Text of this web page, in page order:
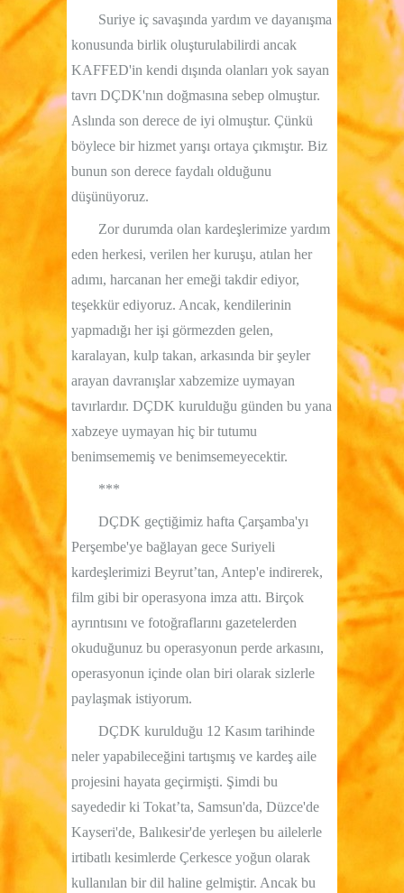
Suriye iç savaşında yardım ve dayanışma
konusunda birlik oluşturulabilirdi ancak
KAFFED'in kendi dışında olanları yok sayan
tavrı DÇDK'nın doğmasına sebep olmuştur.
Aslında son derece de iyi olmuştur. Çünkü
böylece bir hizmet yarışı ortaya çıkmıştır. Biz
bunun son derece faydalı olduğunu
düşünüyoruz.
Zor durumda olan kardeşlerimize yardım
eden herkesi, verilen her kuruşu, atılan her
adımı, harcanan her emeği takdir ediyor,
teşekkür ediyoruz. Ancak, kendilerinin
yapmadığı her işi görmezden gelen,
karalayan, kulp takan, arkasında bir şeyler
arayan davranışlar xabzemize uymayan
tavırlardır. DÇDK kurulduğu günden bu yana
xabzeye uymayan hiç bir tutumu
benimsememiş ve benimsemeyecektir.
***
DÇDK geçtiğimiz hafta Çarşamba'yı
Perşembe'ye bağlayan gece Suriyeli
kardeşlerimizi Beyrut’tan, Antep'e indirerek,
film gibi bir operasyona imza attı. Birçok
ayrıntısını ve fotoğraflarını gazetelerden
okuduğunuz bu operasyonun perde arkasını,
operasyonun içinde olan biri olarak sizlerle
paylaşmak istiyorum.
DÇDK kurulduğu 12 Kasım tarihinde
neler yapabileceğini tartışmış ve kardeş aile
projesini hayata geçirmişti. Şimdi bu
sayededir ki Tokat’ta, Samsun'da, Düzce'de
Kayseri'de, Balıkesir'de yerleşen bu ailelerle
irtibatlı kesimlerde Çerkesce yoğun olarak
kullanılan bir dil haline gelmiştir. Ancak bu